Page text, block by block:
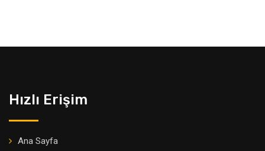
Hızlı Erişim
Ana Sayfa